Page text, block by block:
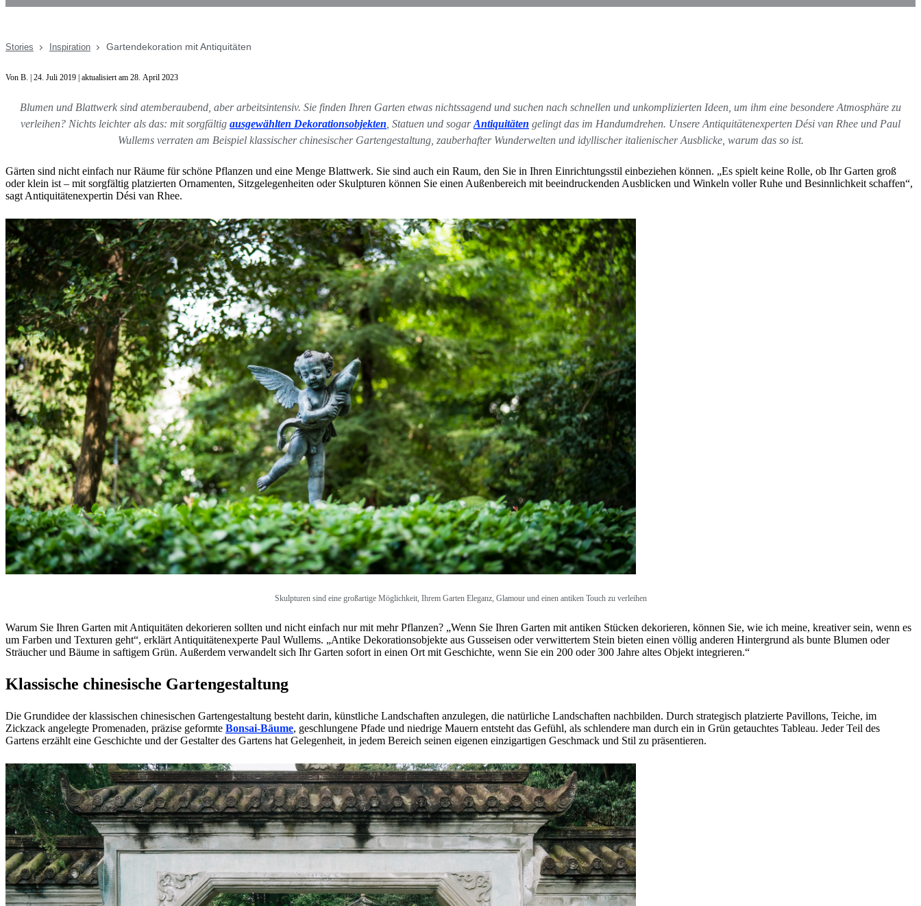
Stories Inspiration Gartendekoration mit Antiquitäten
Von B. | 24. Juli 2019 | aktualisiert am 28. April 2023
Blumen und Blattwerk sind atemberaubend, aber arbeitsintensiv. Sie finden Ihren Garten etwas nichtssagend und suchen nach schnellen und unkomplizierten Ideen, um ihm eine besondere Atmosphäre zu
verleihen? Nichts leichter als das: mit sorgfältig ausgewählten Dekorationsobjekten , Statuen und sogarAntiquitäten gelingt das im Handumdrehen. Unsere Antiquitätenexperten Dési van Rhee und Paul
Wullems verraten am Beispiel klassischer chinesischer Gartengestaltung, zauberhafter Wunderwelten und idyllischer italienischer Ausblicke, warum das so ist.
Gärten sind nicht einfach nur Räume für schöne Pflanzen und eine Menge Blattwerk. Sie sind auch ein Raum, den Sie in Ihren Einrichtungsstil einbeziehen können. „Es spielt keine Rolle, ob Ihr Garten groß
oder klein ist – mit sorgfältig platzierten Ornamenten, Sitzgelegenheiten oder Skulpturen können Sie einen Außenbereich mit beeindruckenden Ausblicken und Winkeln voller Ruhe und Besinnlichkeit schaffen“,
sagt Antiquitätenexpertin Dési van Rhee.
Skulpturen sind eine großartige Möglichkeit, Ihrem Garten Eleganz, Glamour und einen antiken Touch zu verleihen
Warum Sie Ihren Garten mit Antiquitäten dekorieren sollten und nicht einfach nur mit mehr Pflanzen? „Wenn Sie Ihren Garten mit antiken Stücken dekorieren, können Sie, wie ich meine, kreativer sein, wenn es
um Farben und Texturen geht“, erklärt Antiquitätenexperte Paul Wullems. „Antike Dekorationsobjekte aus Gusseisen oder verwittertem Stein bieten einen völlig anderen Hintergrund als bunte Blumen oder
Sträucher und Bäume in saftigem Grün. Außerdem verwandelt sich Ihr Garten sofort in einen Ort mit Geschichte, wenn Sie ein 200 oder 300 Jahre altes Objekt integrieren.“
Klassische chinesische Gartengestaltung
Die Grundidee der klassischen chinesischen Gartengestaltung besteht darin, künstliche Landschaften anzulegen, die natürliche Landschaften nachbilden. Durch strategisch platzierte Pavillons, Teiche, im
Zickzack angelegte Promenaden, präzise geformte Bonsai-Bäume, geschlungene Pfade und niedrige Mauern entsteht das Gefühl, als schlendere man durch ein in Grün getauchtes Tableau. Jeder Teil des
Gartens erzählt eine Geschichte und der Gestalter des Gartens hat Gelegenheit, in jedem Bereich seinen eigenen einzigartigen Geschmack und Stil zu präsentieren.